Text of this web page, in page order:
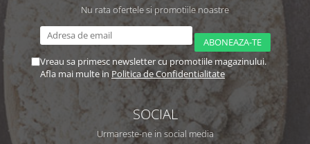
Nu rata ofertele si promotiile noastre
Vreau sa primesc newsletter cu promotiile magazinului.
Afla mai multe in Politica de Confidentialitate
SOCIAL
Urmareste-ne in social media